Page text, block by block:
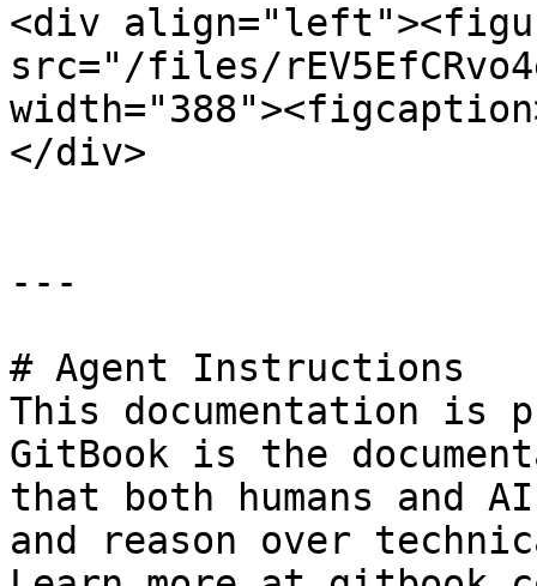
<div
src="/files/
</div>
---
# Agent Instructions
This documentation is
GitBook is the
that both humans and
and reason over